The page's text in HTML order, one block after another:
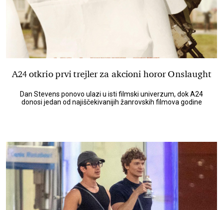
A24 otkrio prvi trejler za akcioni horor Onslaught
Dan Stevens ponovo ulazi u isti filmski univerzum, dok A24
donosi jedan od najiščekivanijih žanrovskih filmova godine